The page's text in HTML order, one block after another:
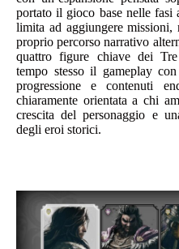
portato il gioco base nelle
limita ad aggiungere missioni,
proprio percorso narrativo
quattro figure chiave dei
tempo stesso il gameplay
progressione e contenuti
chiaramente orientata a chi
crescita del personaggio e
degli eroi storici.